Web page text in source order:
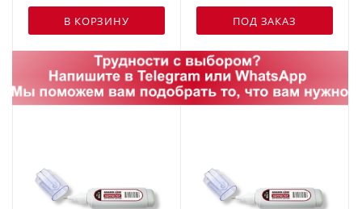
В КОРЗИНУ ПОД ЗАКАЗ